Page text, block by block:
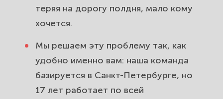
ДТП на трассах Гатчинского
района. Взыщем ущерб со
Долги, кредиты и банкротство для
жителей Коммунара. Спишем
непосильные долги по закону.
теряя на дорогу полдня, мало кому
хочется.
Мы решаем эту проблему так, как
удобно именно вам: наша команда
базируется в Санкт-Петербурге, но
17 лет работает по всей